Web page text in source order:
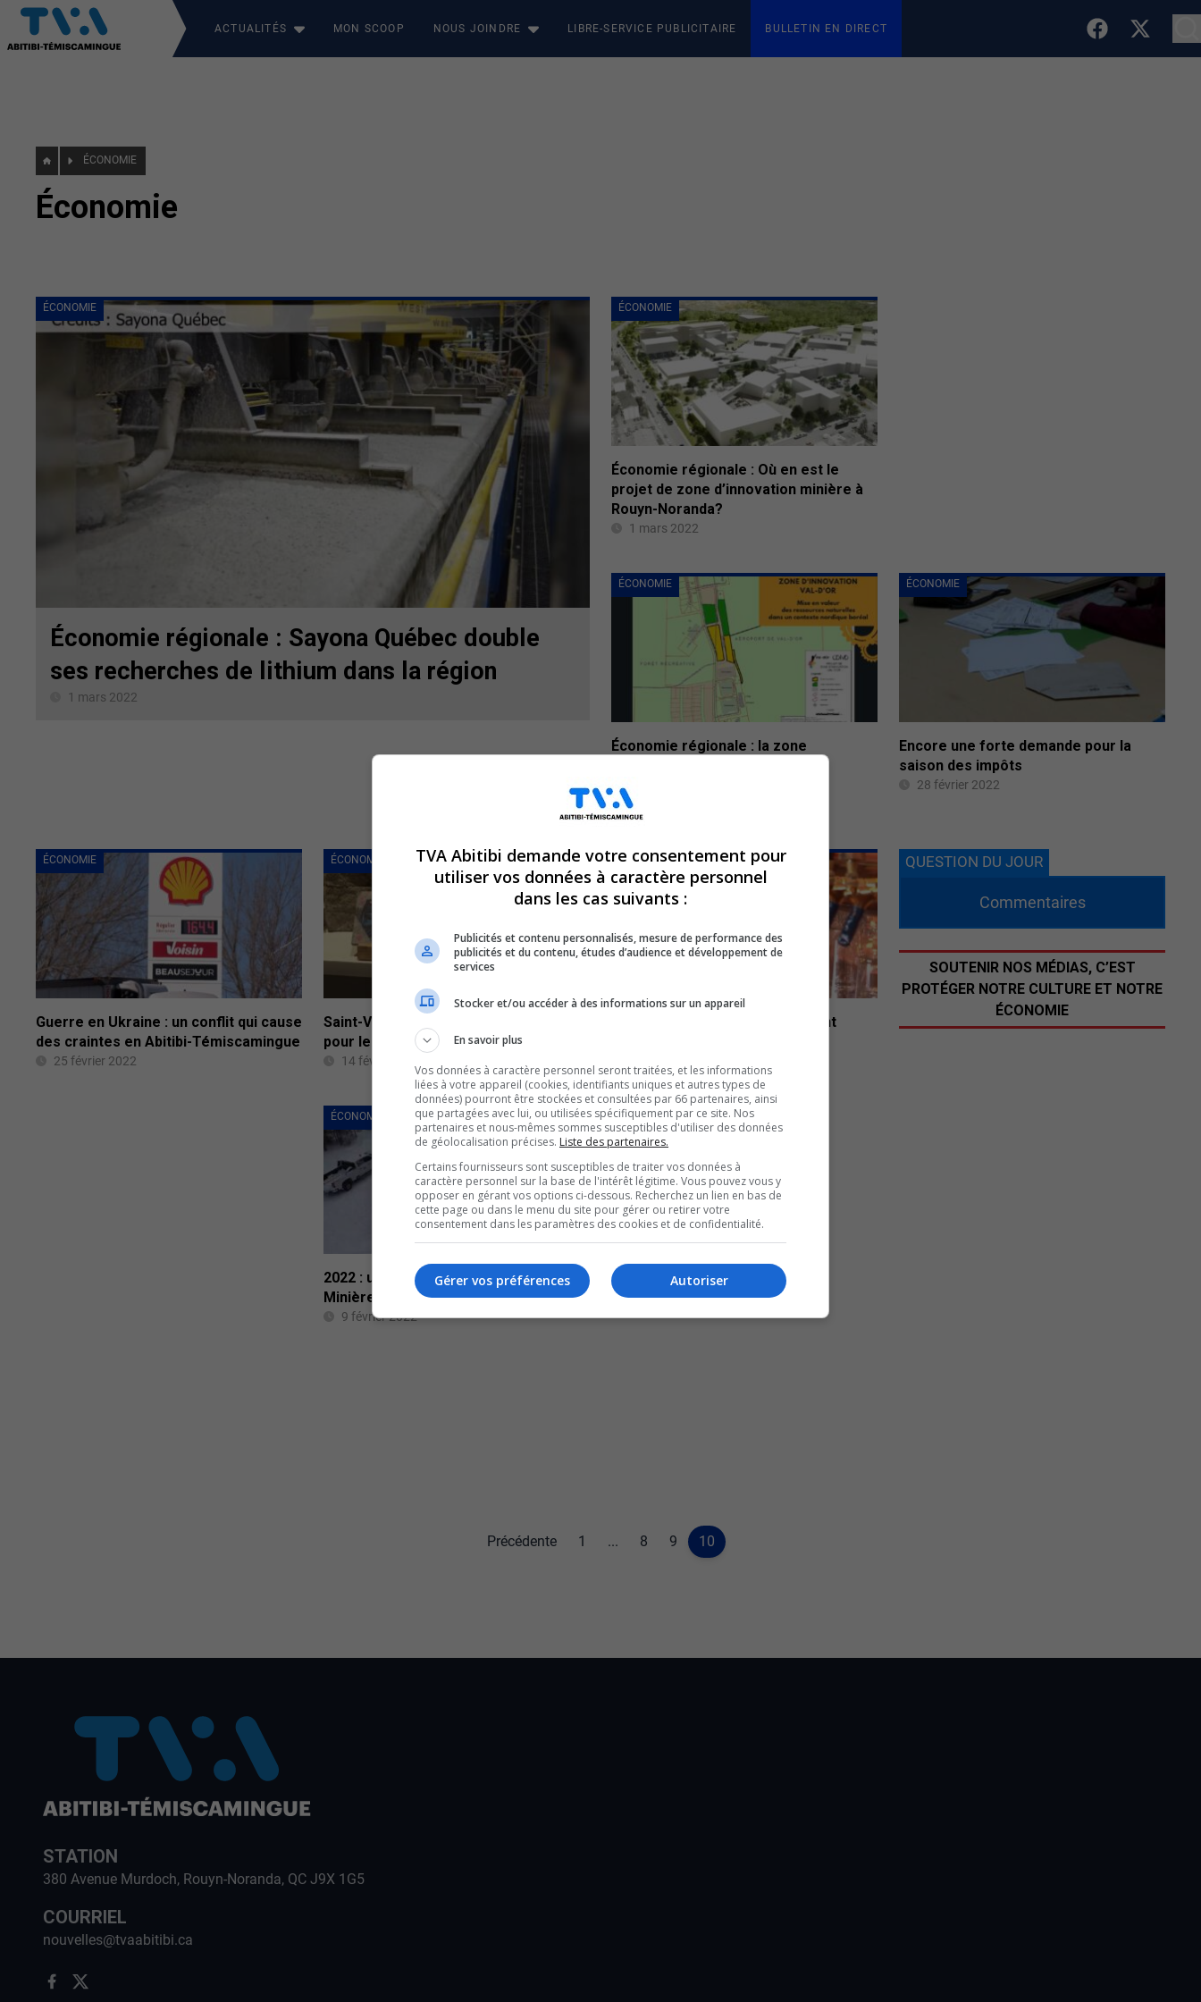
ACTUALITÉS MON SCOOP NOUS JOINDRE LIBRE-SERVICE PUBLICITAIRE BULLETIN EN DIRECT
ÉCONOMIE
Économie
ÉCONOMIE
Économie régionale : Sayona Québec double
ses recherches de lithium dans la région
1 mars 2022
ÉCONOMIE
Économie régionale : Où en est le
projet de zone d’innovation minière à
Rouyn-Noranda?
1 mars 2022
ÉCONOMIE
Économie régionale : la zone
Novinor Innovation
28 février 2022
ÉCONOMIE
Encore une forte demande pour la
saison des impôts
28 février 2022
ÉCONOMIE
Guerre en Ukraine : un conflit qui cause
des craintes en Abitibi-Témiscamingue
25 février 2022
ÉCONOMIE
Saint-Valentin : Une fête importante
pour les entreprises de la région
14 février 2022
COVID-19
Les tenanciers de bars craignent
ÉCONOMIE
2022 : une année importante pour
Minière O3
9 février 2022
QUESTION DU JOUR
Commentaires
SOUTENIR NOS MÉDIAS, C’EST
PROTÉGER NOTRE CULTURE ET NOTRE
ÉCONOMIE
Précédente 1 ... 8 9 10
STATION
380 Avenue Murdoch, Rouyn-Noranda, QC J9X 1G5
COURRIEL
nouvelles@tvaabitibi.ca
TVA Abitibi demande votre consentement pour
utiliser vos données à caractère personnel
dans les cas suivants :
Publicités et contenu personnalisés, mesure de performance des
publicités et du contenu, études d’audience et développement de
services
Stocker et/ou accéder à des informations sur un appareil
En savoir plus
Vos données à caractère personnel seront traitées, et les informations
liées à votre appareil (cookies, identifiants uniques et autres types de
données) pourront être stockées et consultées par 66 partenaires, ainsi
que partagées avec lui, ou utilisées spécifiquement par ce site. Nos
partenaires et nous-mêmes sommes susceptibles d'utiliser des données
de géolocalisation précises. Liste des partenaires.
Certains fournisseurs sont susceptibles de traiter vos données à
caractère personnel sur la base de l'intérêt légitime. Vous pouvez vous y
opposer en gérant vos options ci-dessous. Recherchez un lien en bas de
cette page ou dans le menu du site pour gérer ou retirer votre
consentement dans les paramètres des cookies et de confidentialité.
Autoriser
Gérer vos préférences